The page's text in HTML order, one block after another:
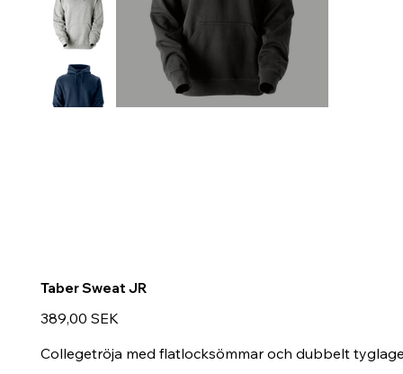
Taber Sweat JR
Preis
389,00 SEK
Collegetröja med flatlocksömmar och dubbelt